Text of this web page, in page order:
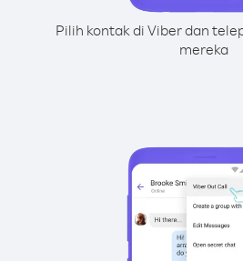
Pilih kontak di Viber dan
mereka